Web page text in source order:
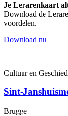
Je Lerarenkaart
Download de
voordelen.
Download nu
Cultuur en
Sint-
Brugge